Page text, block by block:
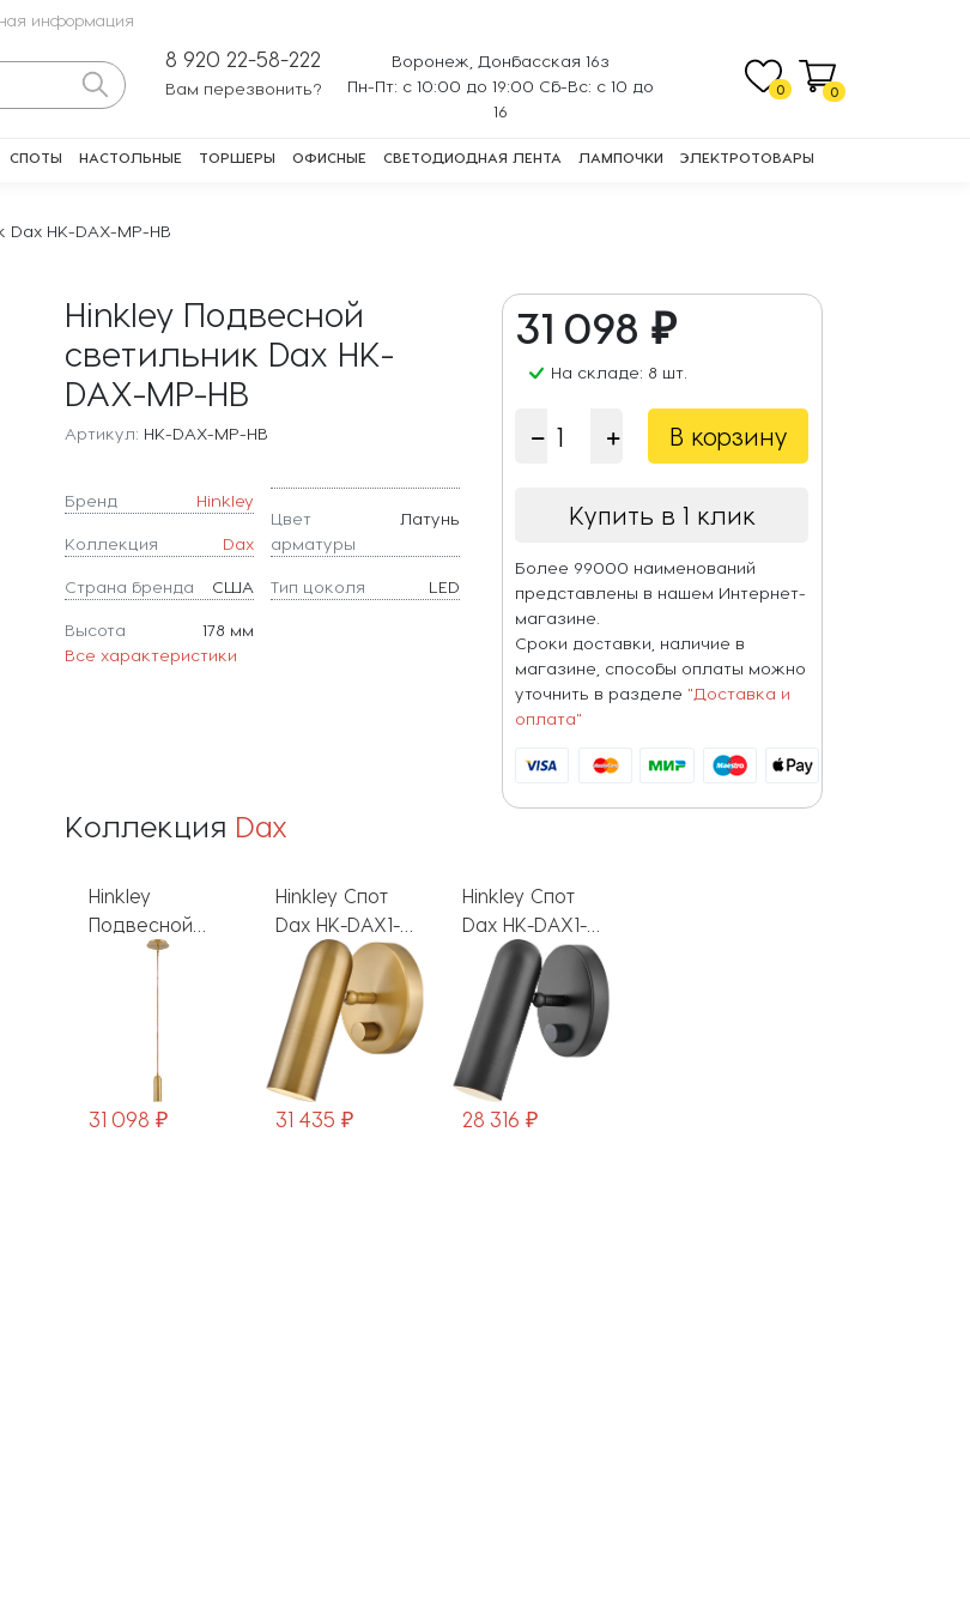
информация
8 920 22-58-222
Вам перезвонить?
Воронеж, Донбасская 16з
Пн-Пт: с 10:00 до 19:00 Сб-Вс: с 10 до
16
0 0
СПОТЫ НАСТОЛЬНЫЕ ТОРШЕРЫ ОФИСНЫЕ СВЕТОДИОДНАЯ ЛЕНТА ЛАМПОЧКИ ЭЛЕКТРОТОВАРЫ
HK-DAX-MP-HB
Hinkley Подвесной
светильник Dax HK-
DAX-MP-HB
Артикул: HK-DAX-MP-HB
Бренд Hinkley
Коллекция Dax
Страна бренда США
Высота 178 мм
Цвет
арматуры
Латунь
Тип цоколя LED
Все характеристики
31 098 ₽
На складе: 8 шт.
В корзину
Купить в 1 клик
Более 99000 наименований
представлены в нашем Интернет-
магазине.
Сроки доставки, наличие в
магазине, способы оплаты можно
уточнить в разделе "Доставка и
оплата"
Коллекция Dax
Hinkley
Подвесной
светильник
Dax HK-DAX-
31 098 ₽
Hinkley Спот
Dax HK-DAX1-
31 435 ₽
Hinkley Спот
Dax HK-DAX1-
28 316 ₽